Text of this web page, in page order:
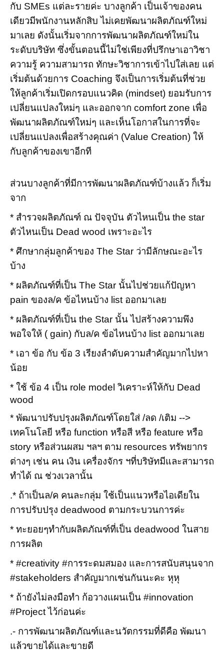
กับ SMEs แต่ละรายค่ะ บางลูกค้า เป็นเจ้าของคน
เดียวมีพนักงานหลักสิบ ไม่เคยพัฒนาผลิตภัณฑ์ใหม่
มาเลย ดังนั้นเริ่มจากการพัฒนาผลิตภัณฑ์ใหม่ใน
ระดับบริษัท ซึ่งขั้นตอนนี้ไม่ใช่เพียงที่ปรึกษาเอาวิชา
ความรู้ ความสามารถ ทักษะวิชาการเข้าไปใส่เลย แต่
เริ่มต้นด้วยการ Coaching จึงเป็นการเริ่มต้นที่ช่วย
ให้ลูกค้าเริ่มเปิดกรอบแนวคิด (mindset) ยอมรับการ
เปลี่ยนแปลงใหม่ๆ และออกจาก comfort zone เพื่อ
พัฒนาผลิตภัณฑ์ใหม่ๆ และเห็นโอกาสในการที่จะ
เปลี่ยนแปลงเพื่อสร้างคุณค่า (Value Creation) ให้
กับลูกค้าของเขาอีกที
ส่วนบางลูกค้าที่มีการพัฒนาผลิตภัณฑ์บ้างแล้ว ก็เริ่ม
จาก
* สำรวจผลิตภัณฑ์ ณ ปัจจุบัน ตัวไหนเป็น the star
ตัวไหนเป็น Dead wood เพราะอะไร
* ศึกษากลุ่มลูกค้าของ The Star ว่ามีลักษณะอะไร
บ้าง
* ผลิตภัณฑ์ที่เป็น The Star นั้นไปช่วยแก้ปัญหา
pain ของล/ค ข้อไหนบ้าง list ออกมาเลย
* ผลิตภัณฑ์ที่เป็น the Star นั้น ไปสร้างความพึง
พอใจให้ ( gain) กับล/ค ข้อไหนบ้าง list ออกมาเลย
* เอา ข้อ กับ ข้อ 3 เรียงลำดับความสำคัญมากไปหา
น้อย
* ใช้ ข้อ 4 เป็น role model วิเคราะห์ให้กับ Dead
wood
* พัฒนาปรับปรุงผลิตภัณฑ์โดยใส่ /ลด /เติม -->
เทคโนโลยี หรือ function หรือสี หรือ feature หรือ
story หรือส่วนผสม ฯลฯ ตาม resources ทรัพยากร
ต่างๆ เช่น คน เงิน เครื่องจักร ฯที่บริษัทมีและสามารถ
ทำได้ ณ ช่วงเวลานั้น
.* ถ้าเป็นล/ค คนละกลุ่ม ใช้เป็นแนวหรือไอเดียใน
การปรับปรุง deadwood ตามกระบวนการค่ะ
* ทะยอยๆทำกับผลิตภัณฑ์ที่เป็น deadwood ในสาย
การผลิต
* #creativity #การระดมสมอง และการสนับสนุนจาก
#stakeholders สำคัญมากเช่นกันนะคะ หุหุ
* ถ้ายังไม่ลงมือทำ ก้อวางแผนเป็น #innovation
#Project ไว้ก่อนค่ะ
.- การพัฒนาผลิตภัณฑ์และนวัตกรรมที่ดีคือ พัฒนา
แล้วขายได้และขายดี